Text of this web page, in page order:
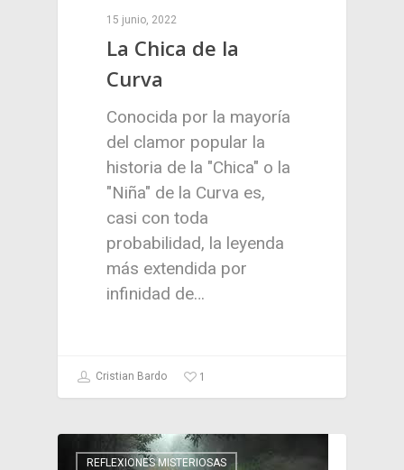
15 junio, 2022
La Chica de la
Curva
Conocida por la mayoría
del clamor popular la
historia de la "Chica" o la
"Niña" de la Curva es,
casi con toda
probabilidad, la leyenda
más extendida por
infinidad de…
Cristian Bardo 1
REFLEXIONES MISTERIOSAS